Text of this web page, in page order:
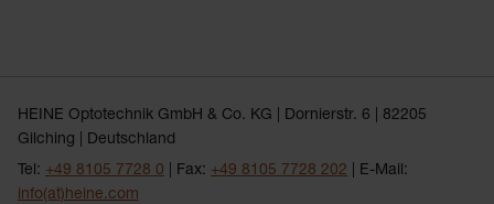
HEINE Optotechnik GmbH & Co. KG | Dornierstr. 6 | 82205
Gilching | Deutschland
Tel: +49 8105 7728 0 | Fax: +49 8105 7728 202 | E-Mail:
info(at)heine.com